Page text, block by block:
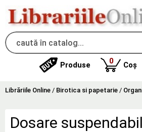
Produse 0produse
Coș
Librăriile Online / Birotica si papetarie /
Dosare